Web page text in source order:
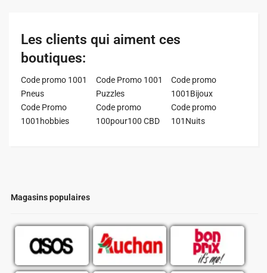
Magasins populaires
Les clients qui aiment ces
boutiques:
Code promo 1001
Pneus
Code Promo 1001
Puzzles
Code promo
1001Bijoux
Code Promo
1001hobbies
Code promo
100pour100 CBD
Code promo
101Nuits